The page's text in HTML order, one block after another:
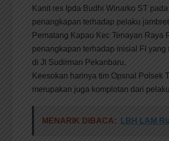
Kanit res Ipda Budhi Winarko ST
penangkapan terhadap pelaku
Pematang Kapau Kec Tenayan Raya
penangkapan terhadap inisial FI
di Jl Sudirman Pekanbaru.
Keesokan harinya tim Opsnal Polsek
merupakan juga komplotan dari
MENARIK DIBACA: LBH LAM